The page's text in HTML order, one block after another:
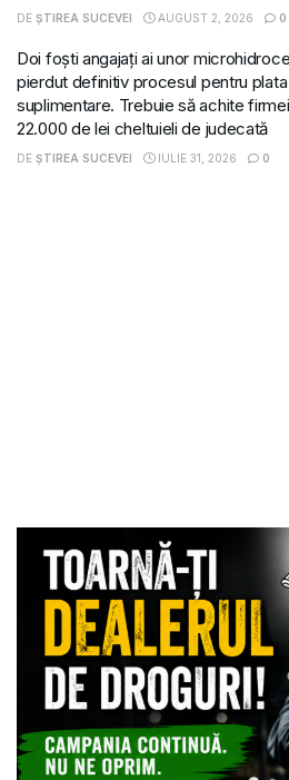
DE ȘTIREA SUCEVEI AUGUST 2, 2026 0
Doi foști angajați ai unor
pierdut definitiv procesul pentru
suplimentare. Trebuie să achite
22.000 de lei cheltuieli de judecată
DE ȘTIREA SUCEVEI IULIE 31, 2026 0